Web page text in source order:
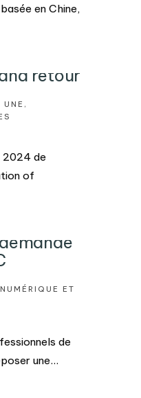
en Chine,
retour
,
2024 de
of
NUMÉRIQUE ET
de
une...